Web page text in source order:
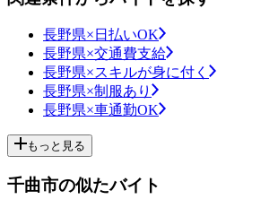
長野県×日払いOK
長野県×交通費支給
長野県×スキルが身に付く
長野県×制服あり
長野県×車通勤OK
もっと見る
千曲市の似たバイト